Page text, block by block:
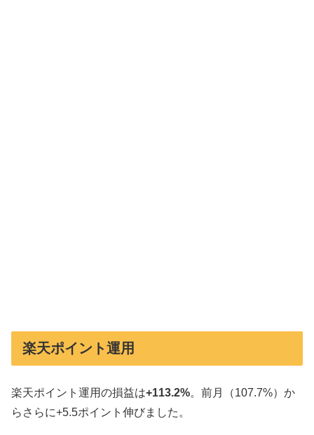
楽天ポイント運用
楽天ポイント運用の損益は+113.2%。前月（107.7%）か
らさらに+5.5ポイント伸びました。